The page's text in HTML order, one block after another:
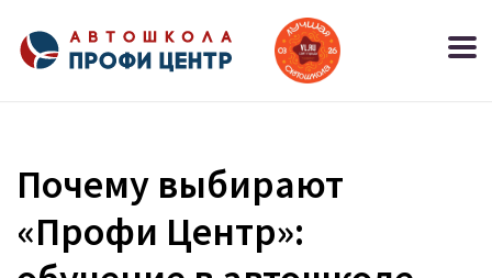
Почему выбирают
«Профи Центр»: